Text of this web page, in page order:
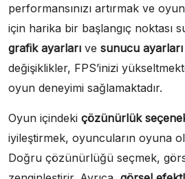
performansınızı artırmak ve
için harika bir başlangıç noktası
grafik ayarları ve sunucu ayarları
değişiklikler, FPS’inizi
oyun deneyimi sağlamaktadır.
Oyun içindeki çözünürlük
iyileştirmek, oyuncuların oyuna
Doğru çözünürlüğü seçmek,